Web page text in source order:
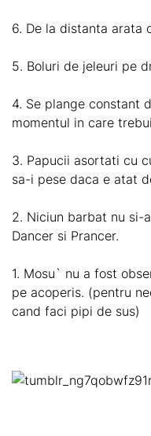
6. De la distanta arata
5. Boluri de jeleuri pe
4. Se plange constant
momentul in care
3. Papucii asortati cu
sa-i pese daca e atat
2. Niciun barbat nu si-
Dancer si Prancer.
1. Mosu` nu a fost
pe acoperis. (pentru
cand faci pipi de sus)